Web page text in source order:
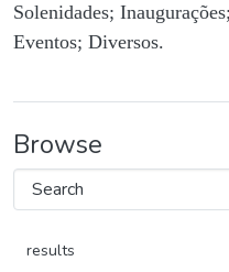
Solenidades;
Eventos; Diversos.
Browse
results